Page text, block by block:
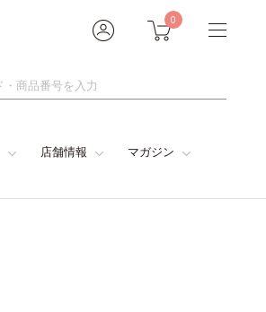
0
店舗情報 マガジン